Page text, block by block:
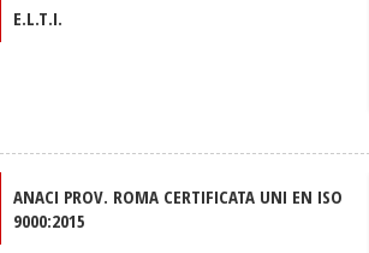
E.L.T.I.
ANACI PROV. ROMA CERTIFICATA UNI EN ISO
9000:2015